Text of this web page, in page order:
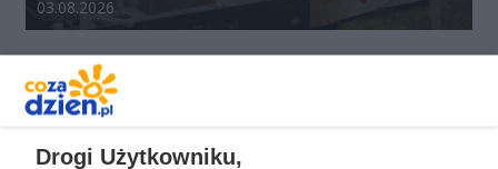
Data dodania galerii:
03.08.2026
Drogi Użytkowniku,